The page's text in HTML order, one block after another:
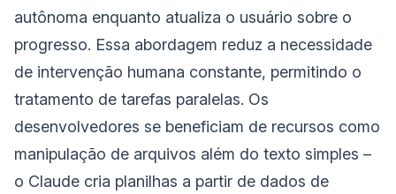
autônoma enquanto atualiza o usuário sobre o
progresso. Essa abordagem reduz a necessidade
de intervenção humana constante, permitindo o
tratamento de tarefas paralelas. Os
desenvolvedores se beneficiam de recursos como
manipulação de arquivos além do texto simples –
o Claude cria planilhas a partir de dados de